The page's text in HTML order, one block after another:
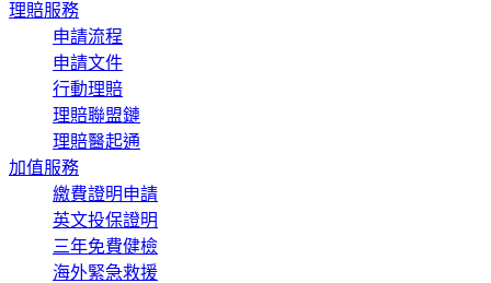
理賠服務
申請流程
申請文件
行動理賠
理賠聯盟鏈
理賠醫起通
加值服務
繳費證明申請
英文投保證明
三年免費健檢
海外緊急救援